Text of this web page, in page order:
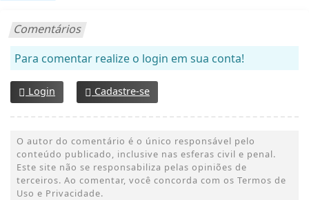
Comentários
Para comentar realize o login em sua conta!
Login Cadastre-se
O autor do comentário é o único responsável pelo
conteúdo publicado, inclusive nas esferas civil e penal.
Este site não se responsabiliza pelas opiniões de
terceiros. Ao comentar, você concorda com os Termos de
Uso e Privacidade.